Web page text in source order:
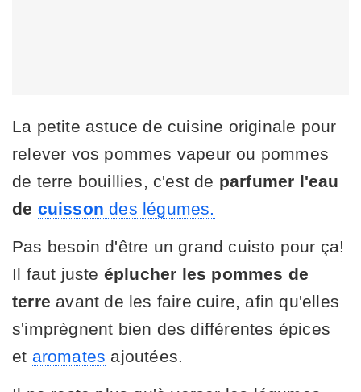
La petite astuce de cuisine originale pour
relever vos pommes vapeur ou pommes
de terre bouillies, c'est de parfumer l'eau
de cuissondes légumes.
Pas besoin d'être un grand cuisto pour ça!
Il faut juste éplucher les pommes de
terre avant de les faire cuire, afin qu'elles
s'imprègnent bien des différentes épices
et aromates ajoutées.